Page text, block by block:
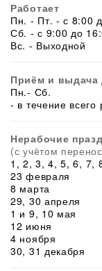
Работает
Пн. - Пт. - с 8:00
Сб. - с 9:00 до
Вс. - Выходной
Приём и выдача
Пн.- Сб.
- в течение всего
Нерабочие
(с учётом
1, 2, 3, 4, 5, 6, 7,
23 февраля
8 марта
29, 30 апреля
1 и 9, 10 мая
12 июня
4 ноября
30, 31 декабря